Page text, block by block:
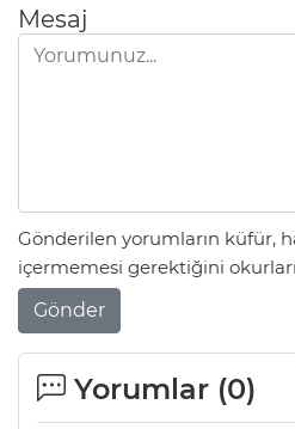
Mesaj
Gönderilen yorumların küfür,
içermemesi gerektiğini
Gönder
Yorumlar (0)